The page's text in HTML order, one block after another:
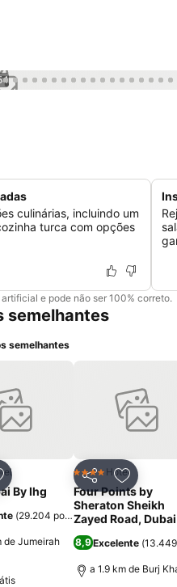
culinárias, incluindo um
turca com opções
e pode não ser 100% correto.
semelhantes
semelhantes
aos favoritos
By Ihg
(29.204 pontuações )
de Jumeirah
Partilhar
4 EstrelasHotel
Four Points by
Sheraton Sheikh
Zayed Road, Dubai
8,9Excelente (
a 1.9 km de Burj